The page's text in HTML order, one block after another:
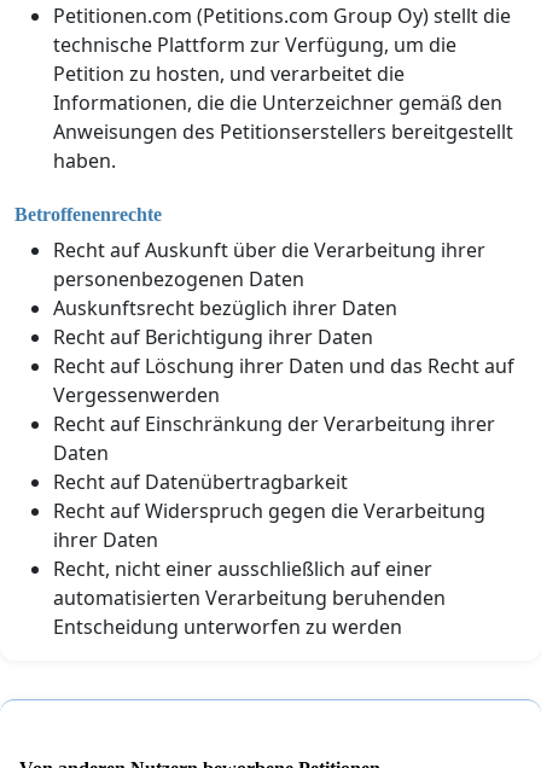
Petitionen.com (Petitions.com Group Oy) stellt die
technische Plattform zur Verfügung, um die
Petition zu hosten, und verarbeitet die
Informationen, die die Unterzeichner gemäß den
Anweisungen des Petitionserstellers bereitgestellt
haben.
Betroffenenrechte
Recht auf Auskunft über die Verarbeitung ihrer
personenbezogenen Daten
Auskunftsrecht bezüglich ihrer Daten
Recht auf Berichtigung ihrer Daten
Recht auf Löschung ihrer Daten und das Recht auf
Vergessenwerden
Recht auf Einschränkung der Verarbeitung ihrer
Daten
Recht auf Datenübertragbarkeit
Recht auf Widerspruch gegen die Verarbeitung
ihrer Daten
Recht, nicht einer ausschließlich auf einer
automatisierten Verarbeitung beruhenden
Entscheidung unterworfen zu werden